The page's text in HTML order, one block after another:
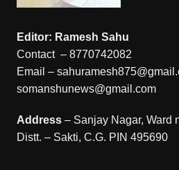
Editor: Ramesh Sahu
Contact – 8770742082
Email –
somanshunews@gmail.com
Address– Sanjay Nagar, Ward
Distt. – Sakti, C.G. PIN 495690